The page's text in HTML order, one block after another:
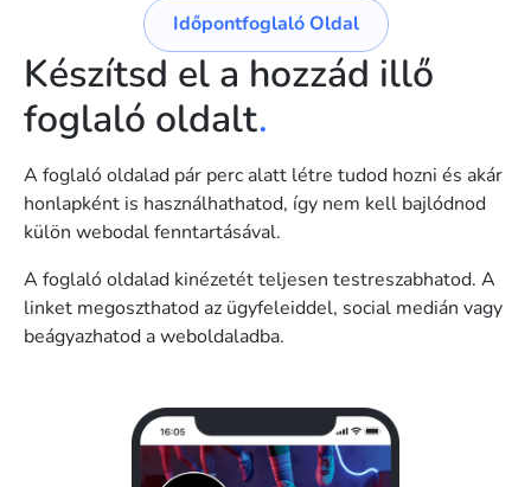
Időpontfoglaló Oldal
Készítsd el a hozzád illő
foglaló oldalt.
A foglaló oldalad pár perc alatt létre tudod hozni és akár
honlapként is használhathatod, így nem kell bajlódnod
külön webodal fenntartásával.
A foglaló oldalad kinézetét teljesen testreszabhatod. A
linket megoszthatod az ügyfeleiddel, social medián vagy
beágyazhatod a weboldaladba.